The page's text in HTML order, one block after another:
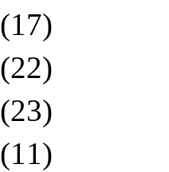
(17)
(22)
(23)
(11)